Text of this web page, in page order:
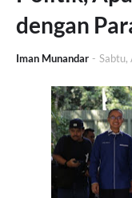
dengan
Iman Munandar - Sabtu,